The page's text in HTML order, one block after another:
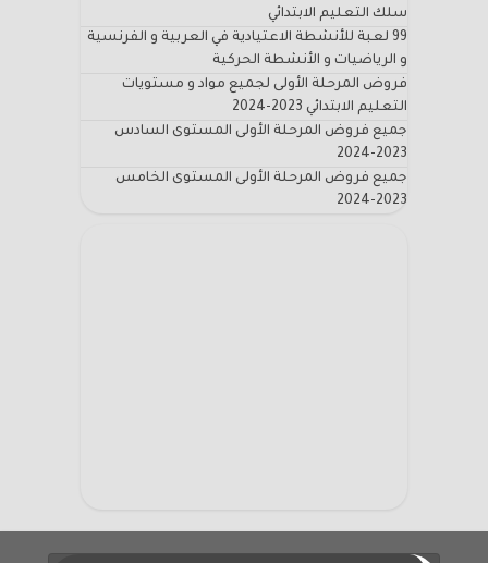
سلك التعليم الابتدائي
99 لعبة للأنشطة الاعتيادية في العربية و الفرنسية
و الرياضيات و الأنشطة الحركية
فروض المرحلة الأولى لجميع مواد و مستويات
التعليم الابتدائي 2023-2024
جميع فروض المرحلة الأولى المستوى السادس
2023-2024
جميع فروض المرحلة الأولى المستوى الخامس
2023-2024